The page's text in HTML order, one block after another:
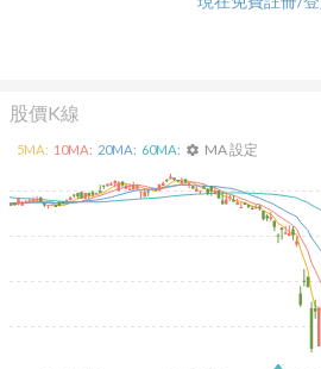
股價K線
5MA: 10MA: 20MA: 60MA: settings MA 設定